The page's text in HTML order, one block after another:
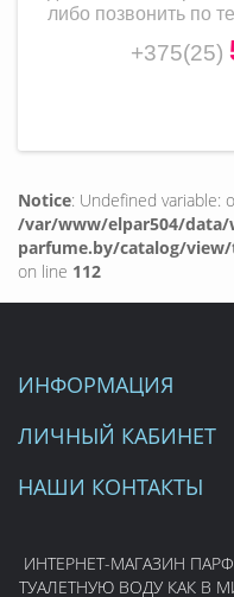
либо позвонить по
+375(25)
Notice: Undefined variable:
/var/www/elpar504/data/
parfume.by/catalog/
on line 112
ИНФОРМАЦИЯ
ЛИЧНЫЙ КАБИНЕТ
НАШИ КОНТАКТЫ
ИНТЕРНЕТ-МАГАЗИН
ТУАЛЕТНУЮ ВОДУ КАК В